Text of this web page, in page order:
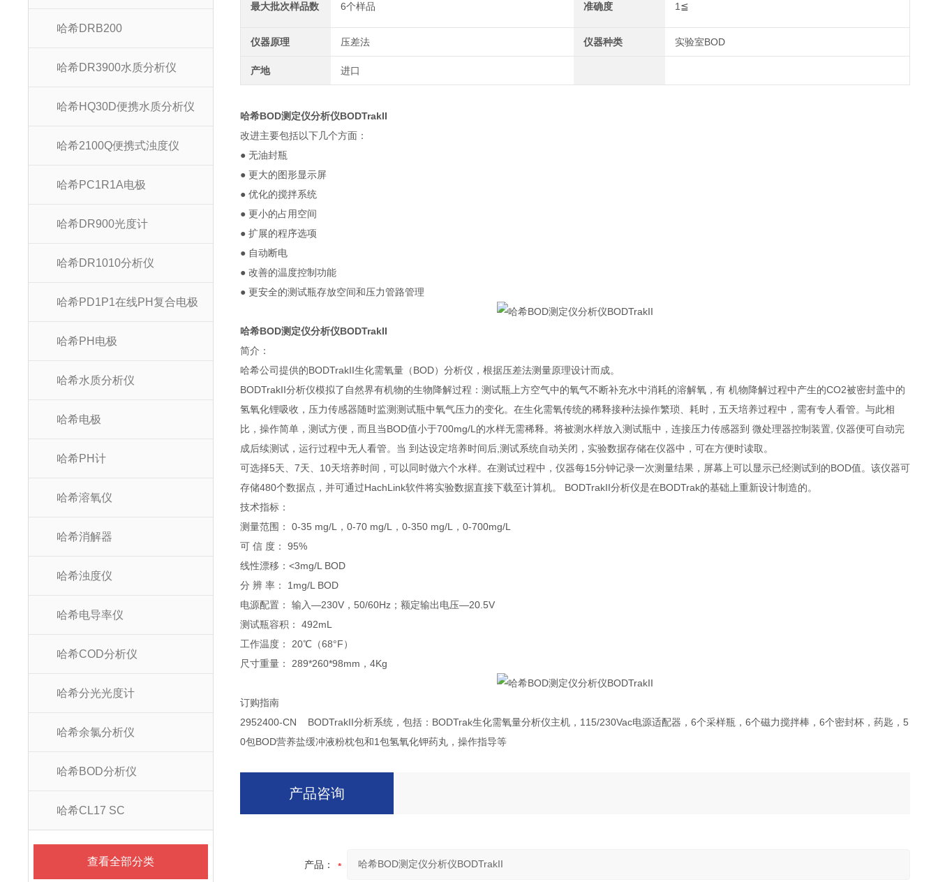
哈希DRB200
哈希DR3900水质分析仪
哈希HQ30D便携水质分析仪
哈希2100Q便携式浊度仪
哈希PC1R1A电极
哈希DR900光度计
哈希DR1010分析仪
哈希PD1P1在线PH复合电极
哈希PH电极
哈希水质分析仪
哈希电极
哈希PH计
哈希溶氧仪
哈希消解器
哈希浊度仪
哈希电导率仪
哈希COD分析仪
哈希分光光度计
哈希余氯分析仪
哈希BOD分析仪
哈希CL17 SC
查看全部分类
最大批次样品数 6个样品 准确度 1≦
仪器原理 压差法 仪器种类 实验室BOD
产地 进口
哈希BOD测定仪分析仪BODTrakII
改进主要包括以下几个方面：
● 无油封瓶
● 更大的图形显示屏
● 优化的搅拌系统
● 更小的占用空间
● 扩展的程序选项
● 自动断电
● 改善的温度控制功能
● 更安全的测试瓶存放空间和压力管路管理
哈希BOD测定仪分析仪BODTrakII
简介：
哈希公司提供的BODTrakII生化需氧量（BOD）分析仪，根据压差法测量原理设计而成。
BODTrakII分析仪模拟了自然界有机物的生物降解过程：测试瓶上方空气中的氧气不断补充水中消耗的溶解氧，有 机物降解过程中产生的CO2被密封盖中的
氢氧化锂吸收，压力传感器随时监测测试瓶中氧气压力的变化。在生化需氧传统的稀释接种法操作繁琐、耗时，五天培养过程中，需有专人看管。与此相
比，操作简单，测试方便，而且当BOD值小于700mg/L的水样无需稀释。将被测水样放入测试瓶中，连接压力传感器到 微处理器控制装置, 仪器便可自动完
成后续测试，运行过程中无人看管。当 到达设定培养时间后,测试系统自动关闭，实验数据存储在仪器中，可在方便时读取。
可选择5天、7天、10天培养时间，可以同时做六个水样。在测试过程中，仪器每15分钟记录一次测量结果，屏幕上可以显示已经测试到的BOD值。该仪器可
存储480个数据点，并可通过HachLink软件将实验数据直接下载至计算机。 BODTrakII分析仪是在BODTrak的基础上重新设计制造的。
技术指标：
测量范围： 0-35 mg/L，0-70 mg/L，0-350 mg/L，0-700mg/L
可 信 度： 95%
线性漂移：<3mg/L BOD
分 辨 率： 1mg/L BOD
电源配置： 输入—230V，50/60Hz；额定输出电压—20.5V
测试瓶容积： 492mL
工作温度： 20℃（68°F）
尺寸重量： 289*260*98mm，4Kg
订购指南
2952400-CN BODTrakII分析系统，包括：BODTrak生化需氧量分析仪主机，115/230Vac电源适配器，6个采样瓶，6个磁力搅拌棒，6个密封杯，药匙，5
0包BOD营养盐缓冲液粉枕包和1包氢氧化钾药丸，操作指导等
产品咨询
产品：